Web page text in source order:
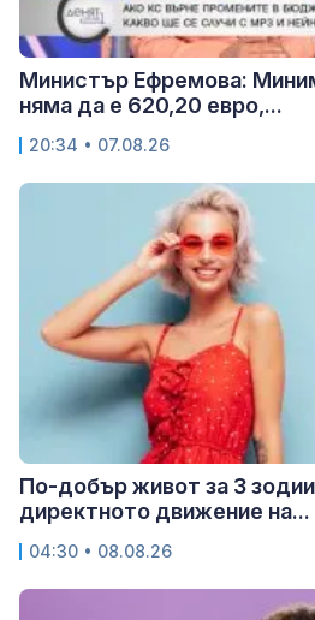
Министър Ефремова:
няма да е 620,20 евро,...
20:34 • 07.08.26
По-добър живот за 3
директното движение на...
04:30 • 08.08.26